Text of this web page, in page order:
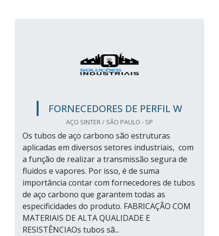
FORNECEDORES DE PERFIL W
AÇO SINTER / SÃO PAULO - SP
Os tubos de aço carbono são estruturas
aplicadas em diversos setores industriais, com
a função de realizar a transmissão segura de
fluidos e vapores. Por isso, é de suma
importância contar com fornecedores de tubos
de aço carbono que garantem todas as
especificidades do produto. FABRICAÇÃO COM
MATERIAIS DE ALTA QUALIDADE E
RESISTÊNCIAOs tubos sã...